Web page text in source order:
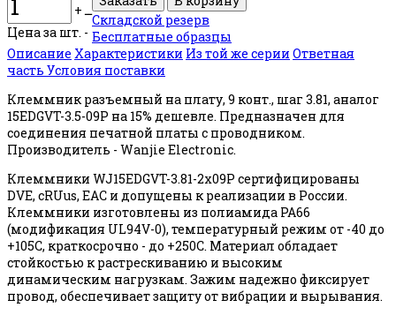
+ ــ
Цена за шт. -
Складской резерв
Бесплатные образцы
Описание Характеристики Из той же серии Ответная
часть Условия поставки
Клеммник разъемный на плату, 9 конт., шаг 3.81, аналог
15EDGVT-3.5-09P на 15% дешевле. Предназначен для
соединения печатной платы с проводником.
Производитель - Wanjie Electronic.
Клеммники WJ15EDGVT-3.81-2x09P сертифицированы
DVE, cRUus, EAC и допущены к реализации в России.
Клеммники изготовлены из полиамида PA66
(модификация UL94V-0), температурный режим от -40 до
+105С, краткосрочно - до +250С. Материал обладает
стойкостью к растрескиванию и высоким
динамическим нагрузкам. Зажим надежно фиксирует
провод, обеспечивает защиту от вибрации и вырывания.